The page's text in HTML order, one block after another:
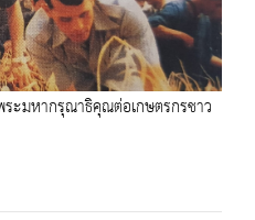
ะมหากรุณาธิคุณต่อเกษตรกรชาว